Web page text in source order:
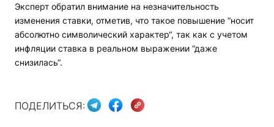
Эксперт обратил внимание на незначительность
изменения ставки, отметив, что такое повышение “носит
абсолютно символический характер“, так как с учетом
инфляции ставка в реальном выражении “даже
снизилась“.
ПОДЕЛИТЬСЯ: